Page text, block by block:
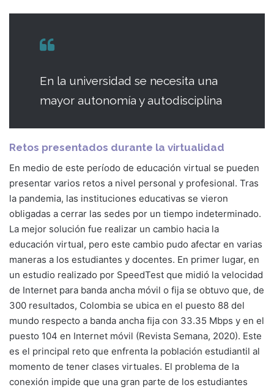
En la universidad se necesita una
mayor autonomía y autodisciplina
Retos presentados durante la virtualidad
En medio de este período de educación virtual se pueden
presentar varios retos a nivel personal y profesional. Tras
la pandemia, las instituciones educativas se vieron
obligadas a cerrar las sedes por un tiempo indeterminado.
La mejor solución fue realizar un cambio hacia la
educación virtual, pero este cambio pudo afectar en varias
maneras a los estudiantes y docentes. En primer lugar, en
un estudio realizado por SpeedTest que midió la velocidad
de Internet para banda ancha móvil o fija se obtuvo que, de
300 resultados, Colombia se ubica en el puesto 88 del
mundo respecto a banda ancha fija con 33.35 Mbps y en el
puesto 104 en Internet móvil (Revista Semana, 2020). Este
es el principal reto que enfrenta la población estudiantil al
momento de tener clases virtuales. El problema de la
conexión impide que una gran parte de los estudiantes